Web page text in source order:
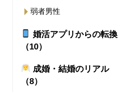
弱者男性
婚活アプリからの転換
（10）
成婚・結婚のリアル
（8）